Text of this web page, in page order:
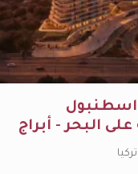
اسنيورت مطلة على البحر - أبراج